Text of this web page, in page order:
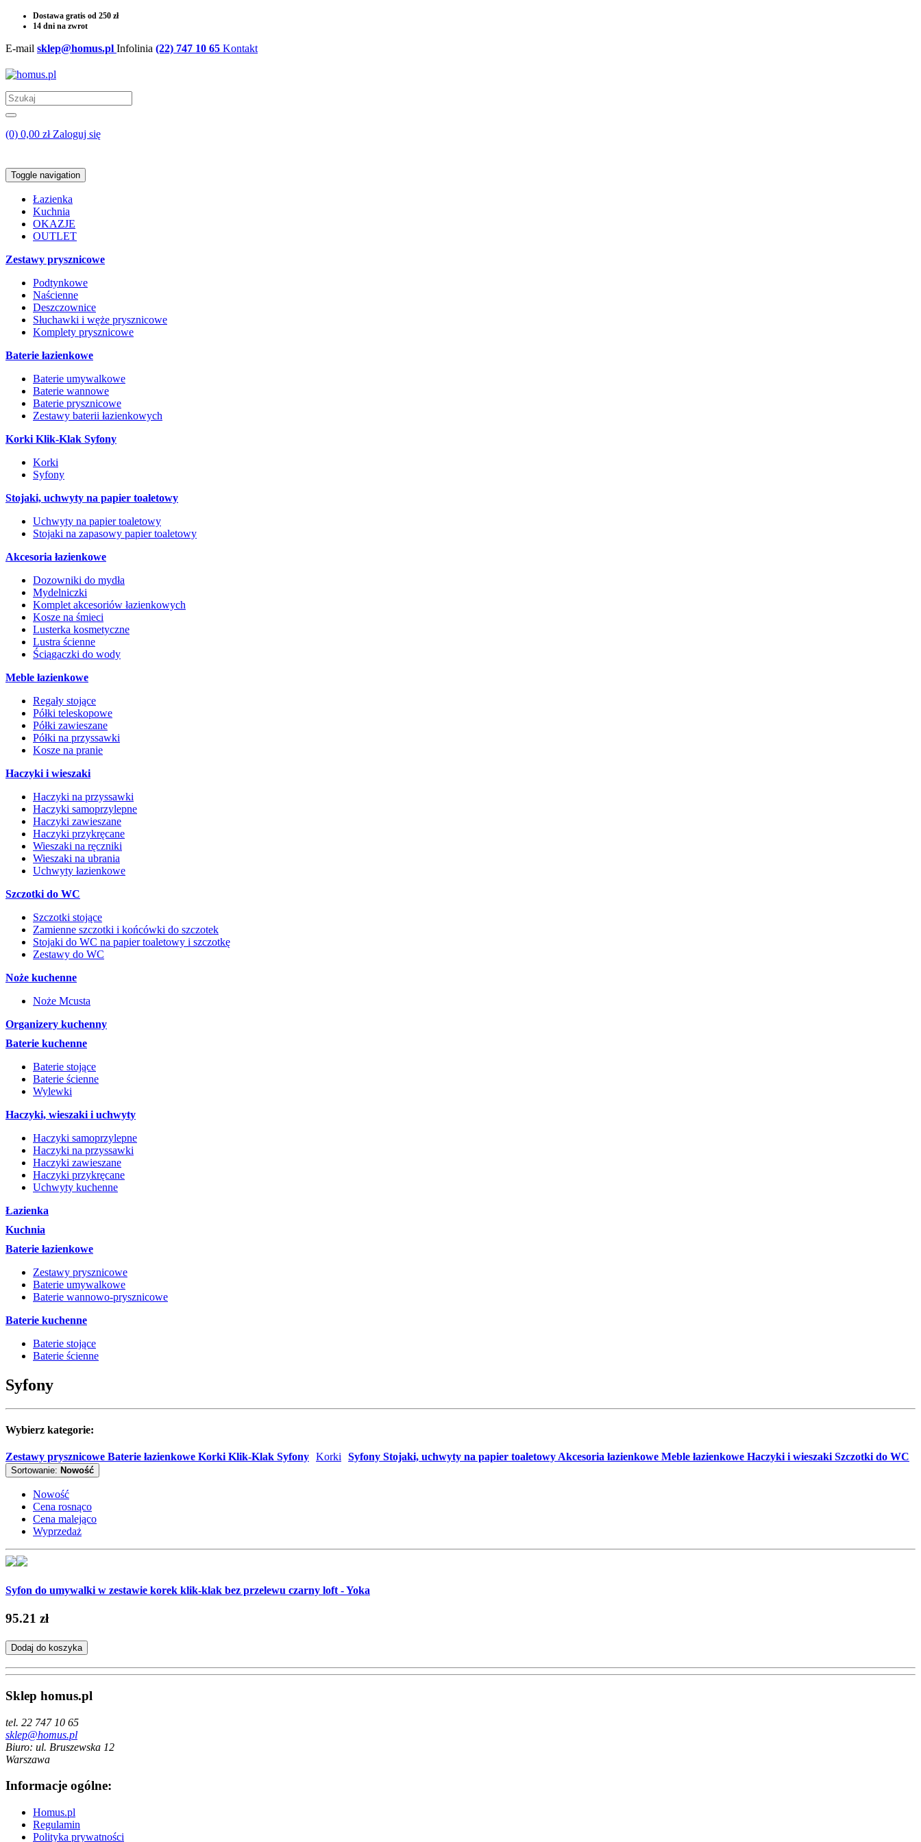
Dostawa gratis od 250 zł
14 dni na zwrot
E-mail sklep@homus.pl Infolinia (22) 747 10 65 Kontakt
(0) 0,00 zł Zaloguj się
Toggle navigation
Łazienka
Kuchnia
OKAZJE
OUTLET
Zestawy prysznicowe
Podtynkowe
Naścienne
Deszczownice
Słuchawki i węże prysznicowe
Komplety prysznicowe
Baterie łazienkowe
Baterie umywalkowe
Baterie wannowe
Baterie prysznicowe
Zestawy baterii łazienkowych
Korki Klik-Klak Syfony
Korki
Syfony
Stojaki, uchwyty na papier toaletowy
Uchwyty na papier toaletowy
Stojaki na zapasowy papier toaletowy
Akcesoria łazienkowe
Dozowniki do mydła
Mydelniczki
Komplet akcesoriów łazienkowych
Kosze na śmieci
Lusterka kosmetyczne
Lustra ścienne
Ściągaczki do wody
Meble łazienkowe
Regały stojące
Półki teleskopowe
Półki zawieszane
Półki na przyssawki
Kosze na pranie
Haczyki i wieszaki
Haczyki na przyssawki
Haczyki samoprzylepne
Haczyki zawieszane
Haczyki przykręcane
Wieszaki na ręczniki
Wieszaki na ubrania
Uchwyty łazienkowe
Szczotki do WC
Szczotki stojące
Zamienne szczotki i końcówki do szczotek
Stojaki do WC na papier toaletowy i szczotkę
Zestawy do WC
Noże kuchenne
Noże Mcusta
Organizery kuchenny
Baterie kuchenne
Baterie stojące
Baterie ścienne
Wylewki
Haczyki, wieszaki i uchwyty
Haczyki samoprzylepne
Haczyki na przyssawki
Haczyki zawieszane
Haczyki przykręcane
Uchwyty kuchenne
Łazienka
Kuchnia
Baterie łazienkowe
Zestawy prysznicowe
Baterie umywalkowe
Baterie wannowo-prysznicowe
Baterie kuchenne
Baterie stojące
Baterie ścienne
Syfony
Wybierz kategorie:
Zestawy prysznicowe Baterie łazienkowe Korki Klik-Klak Syfony Korki Syfony Stojaki, uchwyty na papier toaletowy Akcesoria łazienkowe Meble łazienkowe Haczyki i wieszaki Szczotki do WC
Sortowanie: Nowość
Nowość
Cena rosnąco
Cena malejąco
Wyprzedaż
Syfon do umywalki w zestawie korek klik-klak bez przelewu czarny loft - Yoka
95.21 zł
Dodaj do koszyka
Sklep homus.pl
tel. 22 747 10 65
sklep@homus.pl
Biuro: ul. Bruszewska 12
Warszawa
Informacje ogólne:
Homus.pl
Regulamin
Polityka prywatności